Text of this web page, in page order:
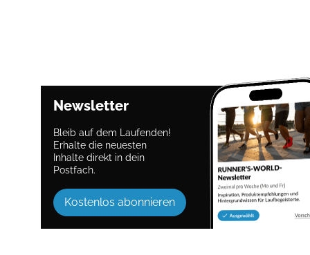
Newsletter
Bleib auf dem Laufenden!
Erhalte die neuesten
Inhalte direkt in dein
Postfach.
Kostenlos abonnieren